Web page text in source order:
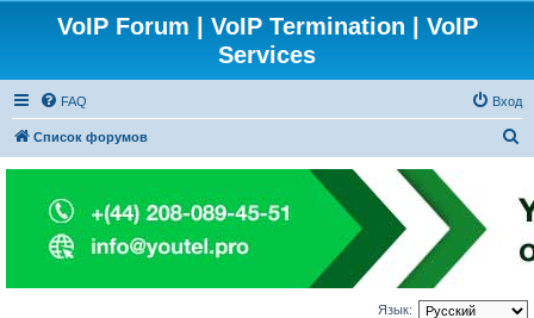
VoIP Forum | VoIP Termination | VoIP
Services
FAQ Вход
Список форумов
с
к
Язык: